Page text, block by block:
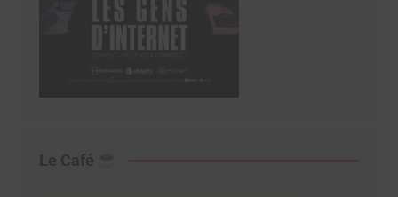
Le Café